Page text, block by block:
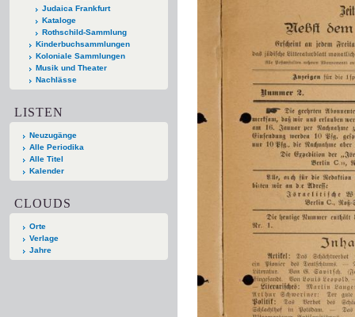
Judaica Frankfurt
Kataloge
Rothschild-Sammlung
Kinderbuchsammlungen
Koloniale Sammlungen
Musik und Theater
Nachlässe
LISTEN
Neuzugänge
Alle Periodika
Alle Titel
Kalender
CLOUDS
Orte
Verlage
Jahre